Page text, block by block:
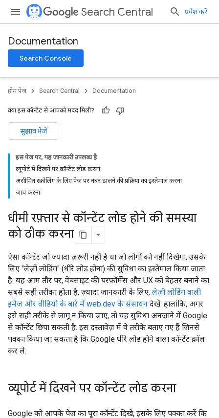
Search Central प्रवेश करें
Documentation
Search Console
होम पेज Search Central Documentation
क्या इस कॉन्टेंट से आपको मदद मिली?
सुझाव भेजें
इस पेज पर, यह जानकारी उपलब्ध है
व्यूपोर्ट में दिखने पर कॉन्टेंट लोड करना
असीमित स्क्रोलिंग के लिए पेज पर नंबर डालने की प्रक्रिया का इस्तेमाल करना
जांच करना
धीमी रफ़्तार से कॉन्टेंट लोड होने की समस्या
को ठीक करना
ऐसा कॉन्टेंट जो ज़्यादा ज़रूरी नहीं है या जो लोगों को नहीं दिखेगा, उसके
लिए "लेज़ी लोडिंग" (धीरे लोड होना) की सुविधा का इस्तेमाल किया जाता
है. यह आम तौर पर, वेबसाइट की परफ़ॉर्मेंस और UX को बेहतर बनाने का
सबसे सही तरीका होता है. ज़्यादा जानकारी के लिए, लेज़ी लोडिंग वाली
इमेज और वीडियो के बारे में web.dev के संसाधन देखें. हालांकि, अगर
इसे सही तरीके से लागू न किया जाए, तो यह सुविधा अनजाने में Google
से कॉन्टेंट छिपा सकती है. इस दस्तावेज़ में वे तरीके बताए गए हैं जिनसे
पक्का किया जा सकता है कि Google धीरे लोड होने वाला कॉन्टेंट क्रॉल
कर ले.
व्यूपोर्ट में दिखने पर कॉन्टेंट लोड करना
Google को आपके पेज का पूरा कॉन्टेंट दिखे, इसके लिए पक्का करें कि